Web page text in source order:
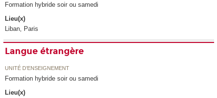
Formation hybride soir ou samedi
Lieu(x)
Liban, Paris
Langue étrangère
UNITÉ D’ENSEIGNEMENT
Formation hybride soir ou samedi
Lieu(x)